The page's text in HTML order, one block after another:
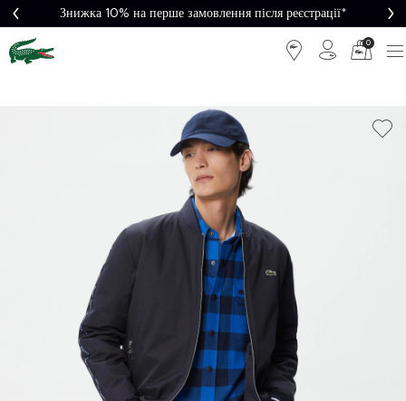
Знижка 10% на перше замовлення після реєстрації*
0
Безкоштовна